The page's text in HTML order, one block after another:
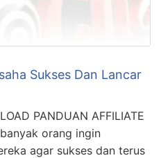
Sukses Dan Lancar
PANDUAN AFFILIATE
orang ingin
agar sukses dan terus